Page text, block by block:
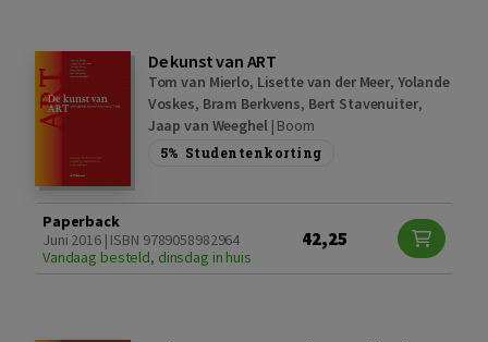
De kunst van ART
Tom van Mierlo, Lisette van der Meer, Yolande
Voskes, Bram Berkvens, Bert Stavenuiter,
Jaap van Weeghel| Boom
5% Studentenkorting
Paperback
Juni 2016 | ISBN 9789058982964
Vandaag besteld, dinsdag in huis
42,25